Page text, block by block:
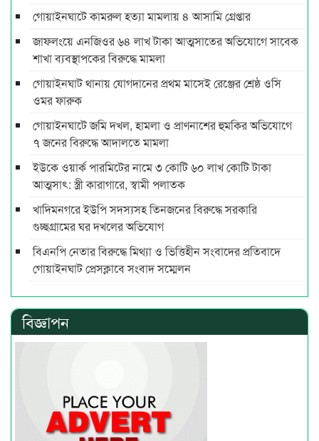
গোয়াইনঘাটে কামরুল হত্যা মামলায় ৪ আসামি গ্রেপ্তার
জাফলংয়ে এনজিওর ৬৪ লাখ টাকা আত্মসাতের অভিযোগে সাবেক
শাখা ব্যবস্থাপকের বিরুদ্ধে মামলা
গোয়াইনঘাট থানায় যোগদানের প্রথম মাসেই রেঞ্জের শ্রেষ্ঠ ওসি
ওমর ফারুক
গোয়াইনঘাটে জমি দখল, হামলা ও প্রাণনাশের হুমকির অভিযোগে
৭ জনের বিরুদ্ধে আদালতে মামলা
ইউকে ওয়ার্ক পারমিটের নামে ৩ কোটি ৬০ লাখ কোটি টাকা
আত্মসাৎ: স্ত্রী কারাগারে, স্বামী পলাতক
খাদিমনগরে ইউপি সদস্যসহ তিনজনের বিরুদ্ধে সরকারি
গুচ্ছগ্রামের ঘর দখলের অভিযোগ
বিএনপি নেতার বিরুদ্ধে মিথ্যা ও ভিত্তিহীন সংবাদের প্রতিবাদে
গোয়াইনঘাট প্রেসক্লাবে সংবাদ সম্মেলন
বিজ্ঞাপন